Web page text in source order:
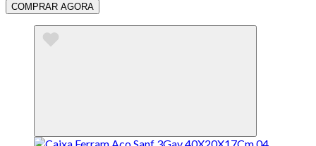
COMPRAR AGORA